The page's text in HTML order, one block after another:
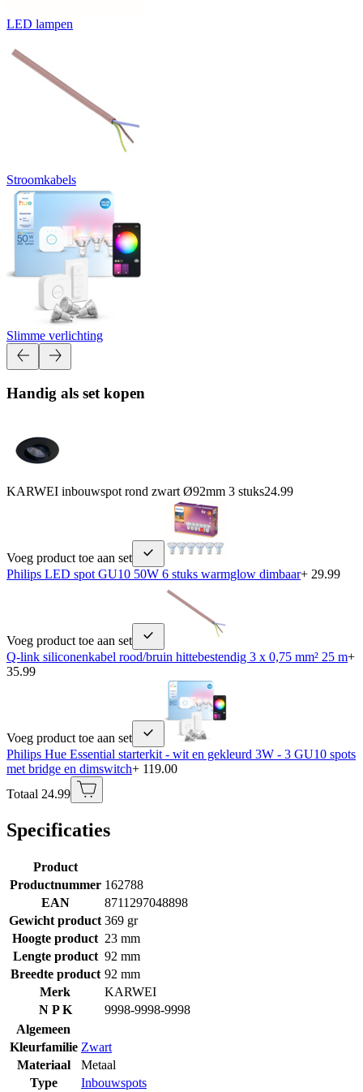
LED lampen
Stroomkabels
Slimme verlichting
Handig als set kopen
KARWEI inbouwspot rond zwart Ø92mm 3 stuks24.99
Voeg product toe aan set
Philips LED spot GU10 50W 6 stuks warmglow dimbaar+ 29.99
Voeg product toe aan set
Q-link siliconenkabel rood/bruin hittebestendig 3 x 0,75 mm² 25 m+
35.99
Voeg product toe aan set
Philips Hue Essential starterkit - wit en gekleurd 3W - 3 GU10 spots
met bridge en dimswitch+ 119.00
Totaal 24.99
Specificaties
Product
Productnummer 162788
EAN
8711297048898
Gewicht product 369 gr
Hoogte product 23 mm
Lengte product 92 mm
Breedte product 92 mm
Merk
KARWEI
N P K
9998-9998-9998
Algemeen
Kleurfamilie Zwart
Materiaal
Metaal
Type
Inbouwspots